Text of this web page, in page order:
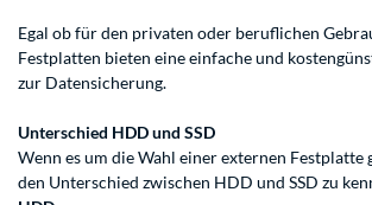
Egal ob für den privaten oder beruflichen
Festplatten bieten eine einfache und
zur Datensicherung.
Unterschied HDD und SSD
Wenn es um die Wahl einer externen Festplatte
den Unterschied zwischen HDD und SSD zu